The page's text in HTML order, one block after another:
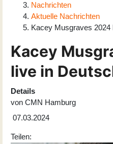
Nachrichten
Aktuelle Nachrichten
Kacey Musgraves 2024
Kacey
live in
Details
von CMN Hamburg
07.03.2024
Teilen: